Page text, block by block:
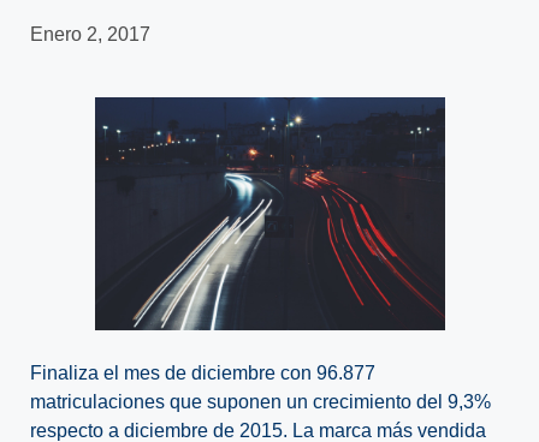
Enero 2, 2017
Finaliza el mes de diciembre con 96.877
matriculaciones que suponen un crecimiento del 9,3%
respecto a diciembre de 2015. La marca más vendida